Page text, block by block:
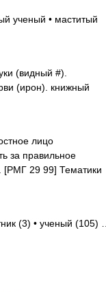
ученый • маститый
(видный #).
(ирон). книжный
лицо
за правильное
[РМГ 29 99] Тематики
(3) • ученый (105) …